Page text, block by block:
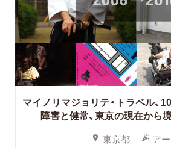
マイノリマジョリテ・トラベル、
障害と健常、東京の現在から
東京都 ア